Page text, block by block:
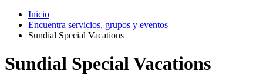
Inicio
Encuentra servicios, grupos y eventos
Sundial Special Vacations
Sundial Special Vacations